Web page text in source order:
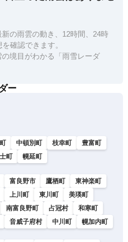
新の雨雲の動き、12時間、24時
確認できます。
境目がわかる「雨雪レーダ
ー
中頓別町 枝幸町
豊富町
町 幌延町
富良野市 鷹栖町
東神楽町
上川町 東川町
美瑛町
南富良野町 占冠村
和寒町
音威子府村 中川町 幌加内町